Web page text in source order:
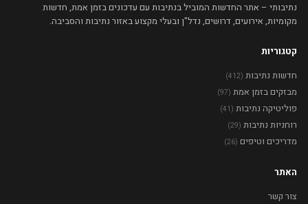
נתיבותי – אתר החדשות המוביל בנתיבות עם עדכונים בזמן אמת, חדשות
מקומיות, אירועים, דרושים, נדל"ן ובעלי מקצוע באזור נתיבות והסביבה.
קטגוריות
חדשות נתיבות (412)
מבזקים בזמן אמת (97)
פוליטיקה נתיבות (41)
רוחניות נתיבות (29)
מדריכים וטיפים (26)
האתר
צור קשר